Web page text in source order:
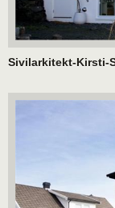
Sivilarkitekt-Kirsti-